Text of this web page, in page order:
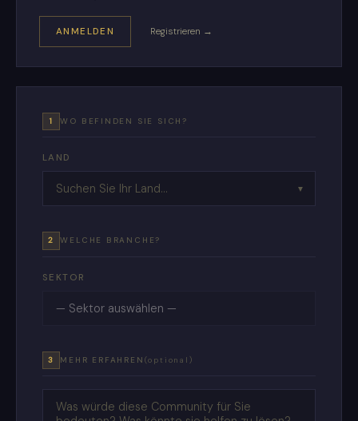
ANMELDEN Registrieren →
1 WO BEFINDEN SIE SICH?
LAND
▼
2 WELCHE BRANCHE?
SEKTOR
3 MEHR ERFAHREN (optional)